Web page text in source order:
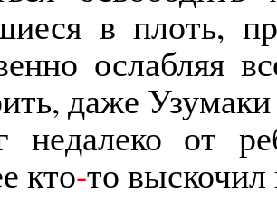
в плоть,
ослабляя
даже
недалеко от
кто-то выскочил